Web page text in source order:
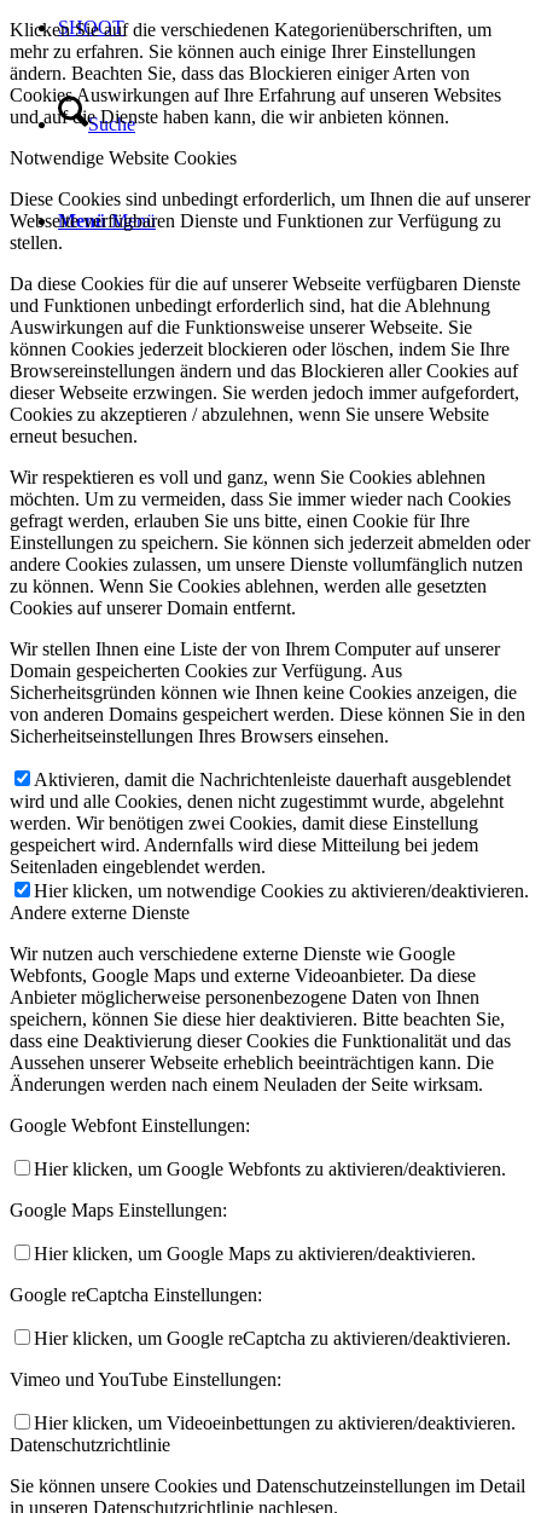
SHOOT
Suche
Menü Menü
Klicken Sie auf die verschiedenen Kategorienüberschriften, um
mehr zu erfahren. Sie können auch einige Ihrer Einstellungen
ändern. Beachten Sie, dass das Blockieren einiger Arten von
Cookies Auswirkungen auf Ihre Erfahrung auf unseren Websites
und auf die Dienste haben kann, die wir anbieten können.
Notwendige Website Cookies
Diese Cookies sind unbedingt erforderlich, um Ihnen die auf unserer
Webseite verfügbaren Dienste und Funktionen zur Verfügung zu
stellen.
Da diese Cookies für die auf unserer Webseite verfügbaren Dienste
und Funktionen unbedingt erforderlich sind, hat die Ablehnung
Auswirkungen auf die Funktionsweise unserer Webseite. Sie
können Cookies jederzeit blockieren oder löschen, indem Sie Ihre
Browsereinstellungen ändern und das Blockieren aller Cookies auf
dieser Webseite erzwingen. Sie werden jedoch immer aufgefordert,
Cookies zu akzeptieren / abzulehnen, wenn Sie unsere Website
erneut besuchen.
Wir respektieren es voll und ganz, wenn Sie Cookies ablehnen
möchten. Um zu vermeiden, dass Sie immer wieder nach Cookies
gefragt werden, erlauben Sie uns bitte, einen Cookie für Ihre
Einstellungen zu speichern. Sie können sich jederzeit abmelden oder
andere Cookies zulassen, um unsere Dienste vollumfänglich nutzen
zu können. Wenn Sie Cookies ablehnen, werden alle gesetzten
Cookies auf unserer Domain entfernt.
Wir stellen Ihnen eine Liste der von Ihrem Computer auf unserer
Domain gespeicherten Cookies zur Verfügung. Aus
Sicherheitsgründen können wie Ihnen keine Cookies anzeigen, die
von anderen Domains gespeichert werden. Diese können Sie in den
Sicherheitseinstellungen Ihres Browsers einsehen.
Aktivieren, damit die Nachrichtenleiste dauerhaft ausgeblendet
wird und alle Cookies, denen nicht zugestimmt wurde, abgelehnt
werden. Wir benötigen zwei Cookies, damit diese Einstellung
gespeichert wird. Andernfalls wird diese Mitteilung bei jedem
Seitenladen eingeblendet werden.
Hier klicken, um notwendige Cookies zu aktivieren/deaktivieren.
Andere externe Dienste
Wir nutzen auch verschiedene externe Dienste wie Google
Webfonts, Google Maps und externe Videoanbieter. Da diese
Anbieter möglicherweise personenbezogene Daten von Ihnen
speichern, können Sie diese hier deaktivieren. Bitte beachten Sie,
dass eine Deaktivierung dieser Cookies die Funktionalität und das
Aussehen unserer Webseite erheblich beeinträchtigen kann. Die
Änderungen werden nach einem Neuladen der Seite wirksam.
Google Webfont Einstellungen:
Hier klicken, um Google Webfonts zu aktivieren/deaktivieren.
Google Maps Einstellungen:
Hier klicken, um Google Maps zu aktivieren/deaktivieren.
Google reCaptcha Einstellungen:
Hier klicken, um Google reCaptcha zu aktivieren/deaktivieren.
Vimeo und YouTube Einstellungen:
Hier klicken, um Videoeinbettungen zu aktivieren/deaktivieren.
Datenschutzrichtlinie
Sie können unsere Cookies und Datenschutzeinstellungen im Detail
in unseren Datenschutzrichtlinie nachlesen.